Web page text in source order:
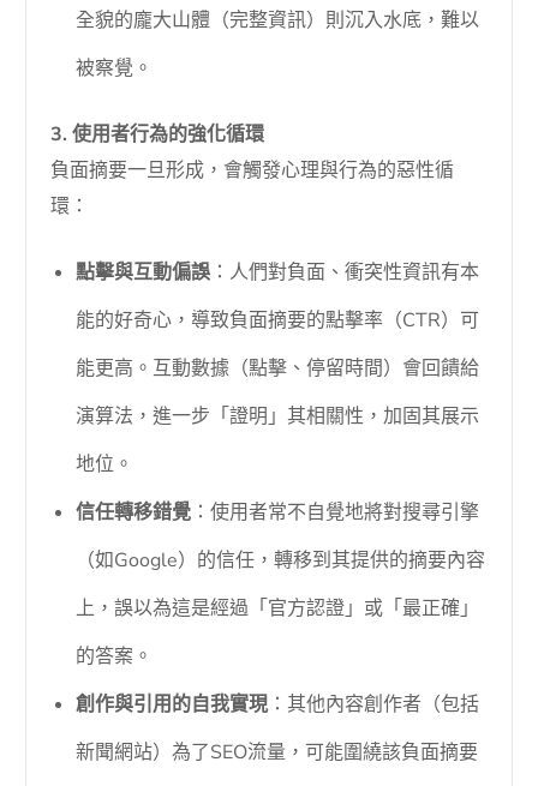
全貌的龐大山體（完整資訊）則沉入水底，難以
被察覺。
3. 使用者行為的強化循環
負面摘要一旦形成，會觸發心理與行為的惡性循
環：
點擊與互動偏誤 ：人們對負面、衝突性資訊有本
能的好奇心，導致負面摘要的點擊率（CTR）可
能更高。互動數據（點擊、停留時間）會回饋給
演算法，進一步「證明」其相關性，加固其展示
地位。
信任轉移錯覺 ：使用者常不自覺地將對搜尋引擎
（如Google）的信任，轉移到其提供的摘要內容
上，誤以為這是經過「官方認證」或「最正確」
的答案。
創作與引用的自我實現：其他內容創作者（包括
新聞網站）為了SEO流量，可能圍繞該負面摘要